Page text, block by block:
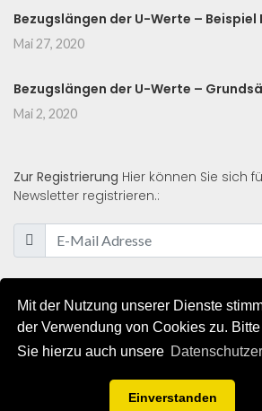
Mit der Nutzung unserer Dienste
der Verwendung von Cookies zu.
Sie hierzu auch unsere
Einverstanden
Bezugslängen der U-Werte –
Mai 27, 2020
Bezugslängen der U-Werte –
Mai 2, 2020
Zur Registrierung Hier können Sie sich
Newsletter registrieren.:
© 2019 - 2021 - Alle Rechte von
AGB/